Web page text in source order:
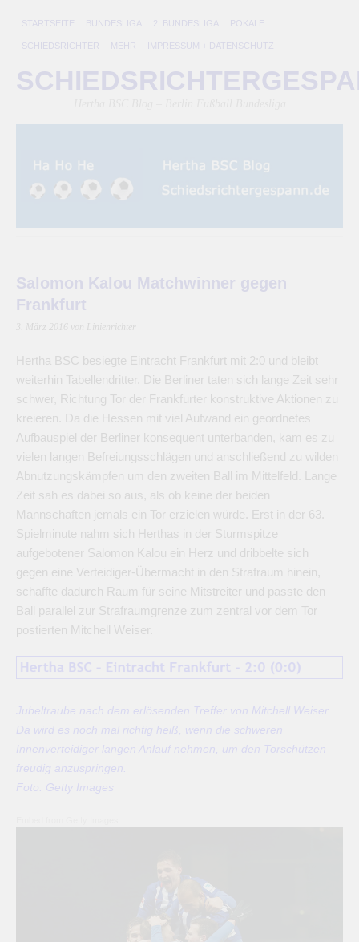
STARTSEITE BUNDESLIGA 2. BUNDESLIGA POKALE
SCHIEDSRICHTER MEHR IMPRESSUM + DATENSCHUTZ
Salomon Kalou Matchwinner gegen
Frankfurt
3. März 2016 von Linienrichter
Hertha BSC besiegte Eintracht Frankfurt mit 2:0 und bleibt
weiterhin Tabellendritter. Die Berliner taten sich lange Zeit sehr
schwer, Richtung Tor der Frankfurter konstruktive Aktionen zu
kreieren. Da die Hessen mit viel Aufwand ein geordnetes
Aufbauspiel der Berliner konsequent unterbanden, kam es zu
vielen langen Befreiungsschlägen und anschließend zu wilden
Abnutzungskämpfen um den zweiten Ball im Mittelfeld. Lange
Zeit sah es dabei so aus, als ob keine der beiden
Mannschaften jemals ein Tor erzielen würde. Erst in der 63.
Spielminute nahm sich Herthas in der Sturmspitze
aufgebotener Salomon Kalou ein Herz und dribbelte sich
gegen eine Verteidiger-Übermacht in den Strafraum hinein,
schaffte dadurch Raum für seine Mitstreiter und passte den
Ball parallel zur Strafraumgrenze zum zentral vor dem Tor
postierten Mitchell Weiser.
Jubeltraube nach dem erlösenden Treffer von Mitchell Weiser.
Da wird es noch mal richtig heiß, wenn die schweren
Innenverteidiger langen Anlauf nehmen, um den Torschützen
freudig anzuspringen.
Foto: Getty Images